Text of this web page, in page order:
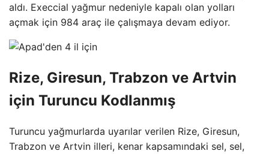
aldı. Execcial yağmur nedeniyle kapalı olan yolları
açmak için 984 araç ile çalışmaya devam ediyor.
Rize, Giresun, Trabzon ve Artvin
için Turuncu Kodlanmış
Turuncu yağmurlarda uyarılar verilen Rize, Giresun,
Trabzon ve Artvin illeri, kenar kapsamındaki sel, sel,